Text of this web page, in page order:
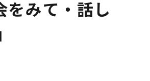
をみて・話し